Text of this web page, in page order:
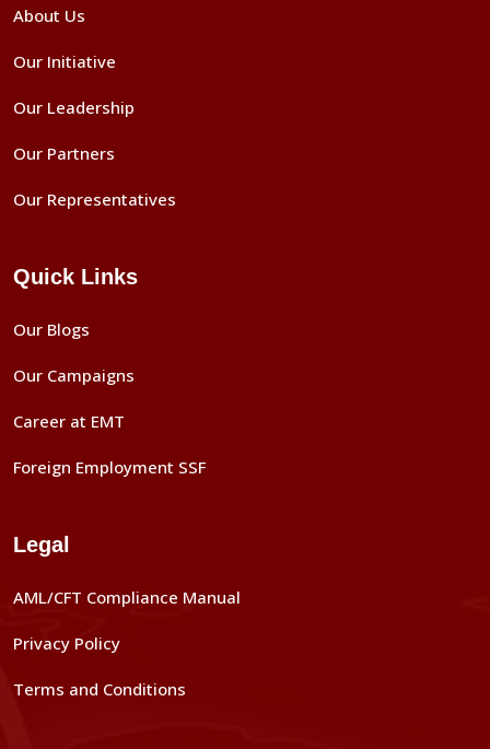
About Us
Our Initiative
Our Leadership
Our Partners
Our Representatives
Quick Links
Our Blogs
Our Campaigns
Career at EMT
Foreign Employment SSF
Legal
AML/CFT Compliance Manual
Privacy Policy
Terms and Conditions